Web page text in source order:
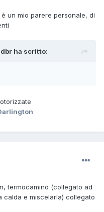
un mio parere personale, di
ha scritto:
, termocamino (collegato ad
calda e miscelarla) collegato